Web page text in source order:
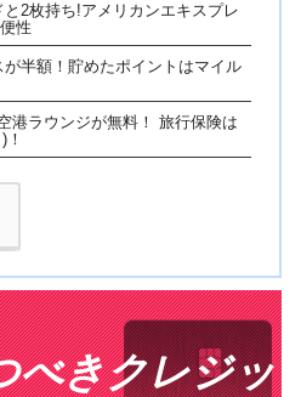
2枚持ち!アメリカンエキスプレ
性
半額！貯めたポイントはマイル
港ラウンジが無料！ 旅行保険は
べきクレジッ